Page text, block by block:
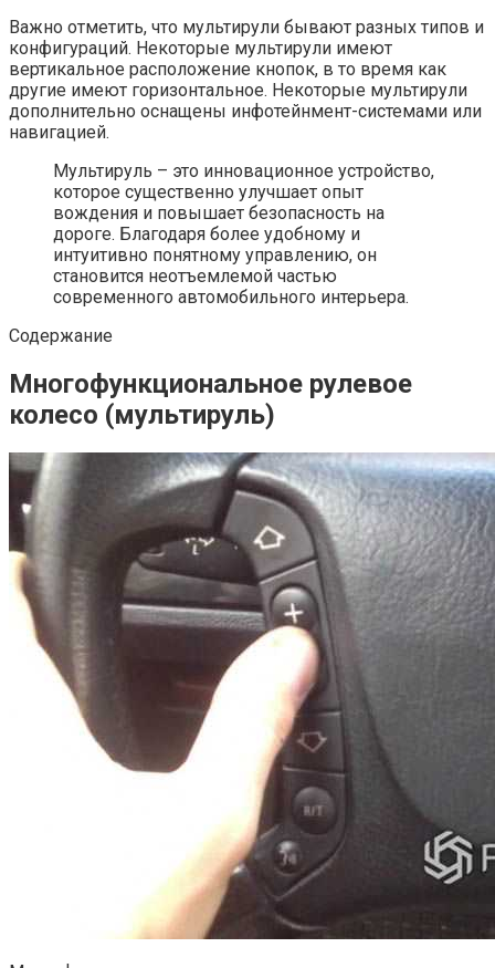
Важно отметить, что мультирули бывают разных типов и
конфигураций. Некоторые мультирули имеют
вертикальное расположение кнопок, в то время как
другие имеют горизонтальное. Некоторые мультирули
дополнительно оснащены инфотейнмент-системами или
навигацией.
Мультируль – это инновационное устройство,
которое существенно улучшает опыт
вождения и повышает безопасность на
дороге. Благодаря более удобному и
интуитивно понятному управлению, он
становится неотъемлемой частью
современного автомобильного интерьера.
Содержание
Многофункциональное рулевое
колесо (мультируль)